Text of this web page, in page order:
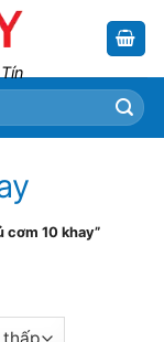
cơm 10 khay”